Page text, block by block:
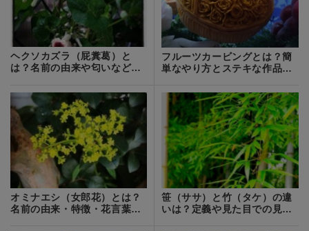
ヘクソカズラ（屁糞葛）と
は？名前の由来や匂いなどの
フルーツカービングとは？簡
単なやり方とステキな作品例
オミナエシ（女郎花）とは？
名前の由来・特徴・花言葉や
笹（ササ）と竹（タケ）の違
いは？定義や見た目での見分